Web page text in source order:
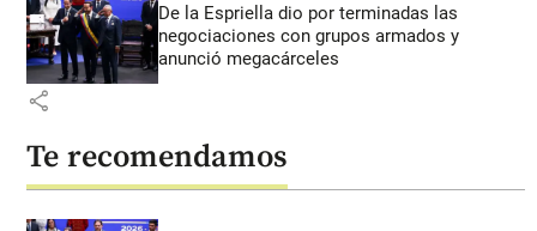
De la Espriella dio por terminadas las
negociaciones con grupos armados y
anunció megacárceles
share
Te recomendamos